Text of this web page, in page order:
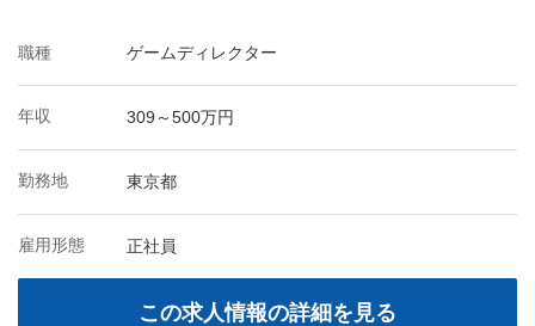
職種 ゲームディレクター
年収 309～500万円
勤務地 東京都
雇用形態 正社員
この求人情報の詳細を見る